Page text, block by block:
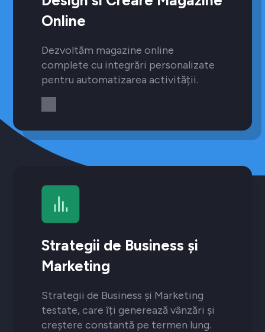
Online
Dezvoltăm magazine online
complete cu integrări personalizate
pentru automatizarea activității.
Strategii de Business și
Marketing
Strategii de Business și Marketing
testate, care îți generează vânzări și
creștere constantă pe termen lung.